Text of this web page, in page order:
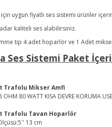
için uygun fiyatlı ses sistemi ürünler
kaliteli ses alabilirsiniz.
tip 4 adet hoparlör ve 1 Adet
Ses Sistemi Paket
Trafolu Mikser Amfi
OHM 80 WATT KISA DEVRE KORUMA
Trafolu Tavan Hoparlör
13 cm